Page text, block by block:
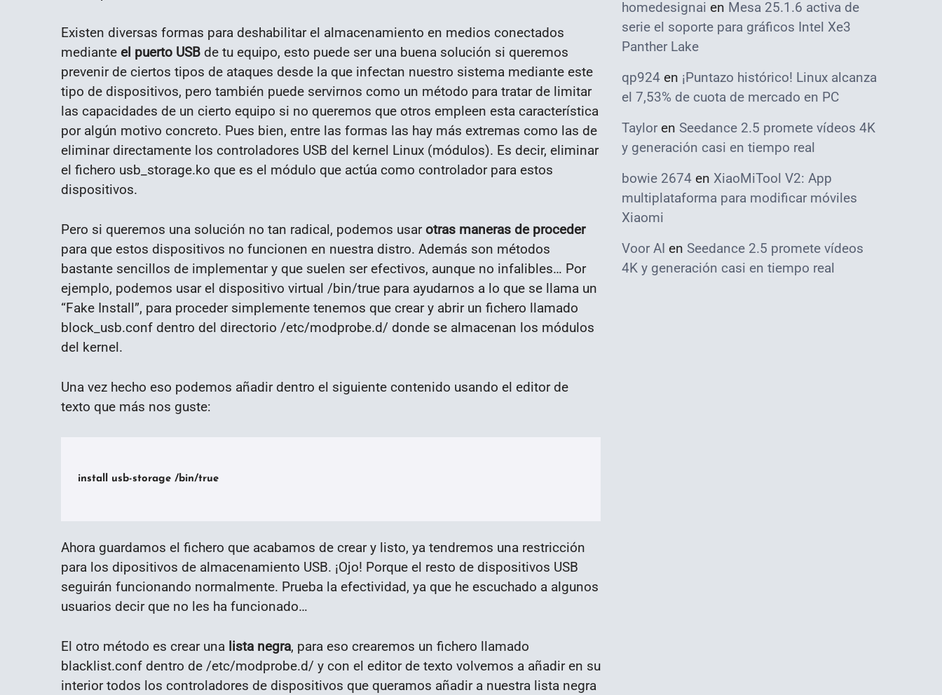
Existen diversas formas para deshabilitar el almacenamiento en medios conectados
mediante el puerto USB de tu equipo, esto puede ser una buena solución si queremos
prevenir de ciertos tipos de ataques desde la que infectan nuestro sistema mediante este
tipo de dispositivos, pero también puede servirnos como un método para tratar de limitar
las capacidades de un cierto equipo si no queremos que otros empleen esta característica
por algún motivo concreto. Pues bien, entre las formas las hay más extremas como las de
eliminar directamente los controladores USB del kernel Linux (módulos). Es decir, eliminar
el fichero usb_storage.ko que es el módulo que actúa como controlador para estos
dispositivos.
Pero si queremos una solución no tan radical, podemos usarotras maneras de proceder
para que estos dispositivos no funcionen en nuestra distro. Además son métodos
bastante sencillos de implementar y que suelen ser efectivos, aunque no infalibles… Por
ejemplo, podemos usar el dispositivo virtual /bin/true para ayudarnos a lo que se llama un
“Fake Install”, para proceder simplemente tenemos que crear y abrir un fichero llamado
block_usb.conf dentro del directorio /etc/modprobe.d/ donde se almacenan los módulos
del kernel.
Una vez hecho eso podemos añadir dentro el siguiente contenido usando el editor de
texto que más nos guste:
install usb-storage /bin/true
Ahora guardamos el fichero que acabamos de crear y listo, ya tendremos una restricción
para los dipositivos de almacenamiento USB. ¡Ojo! Porque el resto de dispositivos USB
seguirán funcionando normalmente. Prueba la efectividad, ya que he escuchado a algunos
usuarios decir que no les ha funcionado…
El otro método es crear una lista negra, para eso crearemos un fichero llamado
blacklist.conf dentro de /etc/modprobe.d/ y con el editor de texto volvemos a añadir en su
interior todos los controladores de dispositivos que queramos añadir a nuestra lista negra
homedesignai en Mesa 25.1.6 activa de
serie el soporte para gráficos Intel Xe3
Panther Lake
qp924 en ¡Puntazo histórico! Linux alcanza
el 7,53% de cuota de mercado en PC
Taylor en Seedance 2.5 promete vídeos 4K
y generación casi en tiempo real
bowie 2674 en XiaoMiTool V2: App
multiplataforma para modificar móviles
Xiaomi
Voor AI en Seedance 2.5 promete vídeos
4K y generación casi en tiempo real